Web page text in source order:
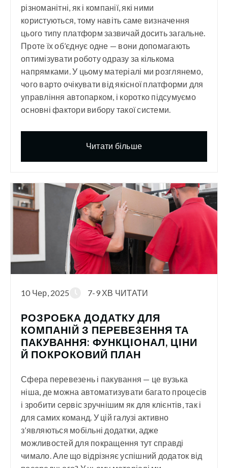
різноманітні, як і компанії, які ними
користуються, тому навіть саме визначення
цього типу платформ зазвичай досить загальне.
Проте їх об’єднує одне — вони допомагають
оптимізувати роботу одразу за кількома
напрямками. У цьому матеріалі ми розглянемо,
чого варто очікувати від якісної платформи для
управління автопарком, і коротко підсумуємо
основні фактори вибору такої системи.
Читати більше
10 Чер, 2025 7-9 ХВ ЧИТАТИ
РОЗРОБКА ДОДАТКУ ДЛЯ
КОМПАНІЙ З ПЕРЕВЕЗЕННЯ ТА
ПАКУВАННЯ: ФУНКЦІОНАЛ, ЦІНИ
Й ПОКРОКОВИЙ ПЛАН
Сфера перевезень і пакування — це вузька
ніша, де можна автоматизувати багато процесів
і зробити сервіс зручнішим як для клієнтів, так і
для самих команд. У цій галузі активно
з’являються мобільні додатки, адже
можливостей для покращення тут справді
чимало. Але що відрізняє успішний додаток від